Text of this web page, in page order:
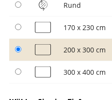
Rund
170 x 230 cm
200 x 300 cm
300 x 400 cm